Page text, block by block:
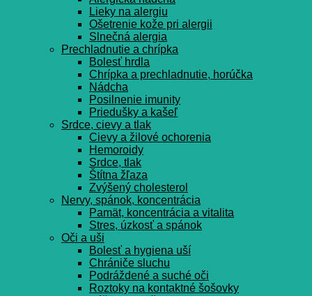
Lieky na alergiu
Ošetrenie kože pri alergii
Slnečná alergia
Prechladnutie a chrípka
Bolesť hrdla
Chrípka a prechladnutie, horúčka
Nádcha
Posilnenie imunity
Priedušky a kašeľ
Srdce, cievy a tlak
Cievy a žilové ochorenia
Hemoroidy
Srdce, tlak
Štítna žľaza
Zvýšený cholesterol
Nervy, spánok, koncentrácia
Pamät, koncentrácia a vitalita
Stres, úzkosť a spánok
Oči a uši
Bolesť a hygiena uší
Chrániče sluchu
Podráždené a suché oči
Roztoky na kontaktné šošovky